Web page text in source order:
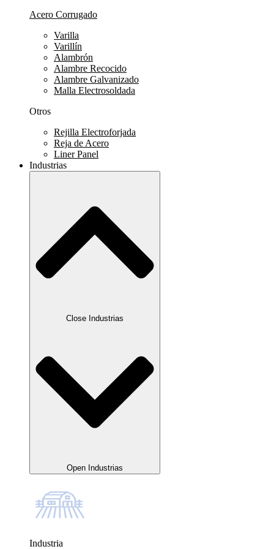
Acero Corrugado
Varilla
Varillín
Alambrón
Alambre Recocido
Alambre Galvanizado
Malla Electrosoldada
Otros
Rejilla Electroforjada
Reja de Acero
Liner Panel
Industrias
Close Industrias
Open Industrias
Industria